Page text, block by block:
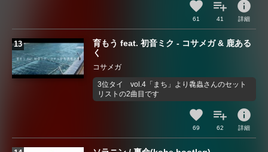
61 41
info
詳細
育もう feat. 初音ミク - コサメガ & 鹿ある
く
コサメガ
3位タイ vol.4「まち」より毳蟲さんのセット
リストの2曲目です
69 62
info
詳細